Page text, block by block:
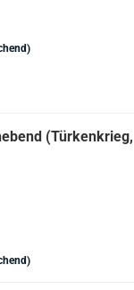
(Türkenkrieg,